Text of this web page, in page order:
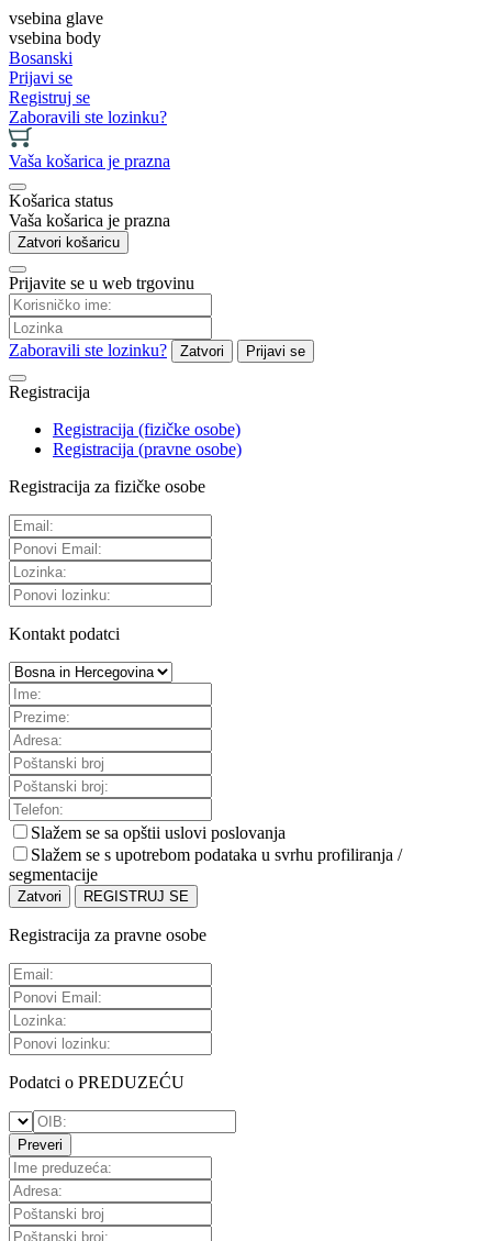
vsebina glave
vsebina body
Bosanski
Prijavi se
Registruj se
Zaboravili ste lozinku?
Vaša košarica je prazna
Košarica status
Vaša košarica je prazna
Zatvori košaricu
Prijavite se u web trgovinu
Zaboravili ste lozinku? Zatvori Prijavi se
Registracija
Registracija (fizičke osobe)
Registracija (pravne osobe)
Registracija za fizičke osobe
Kontakt podatci
Slažem se sa opštii uslovi poslovanja
Slažem se s upotrebom podataka u svrhu profiliranja /
segmentacije
Zatvori REGISTRUJ SE
Registracija za pravne osobe
Podatci o PREDUZEĆU
Preveri